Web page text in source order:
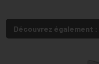
Découvrez également :